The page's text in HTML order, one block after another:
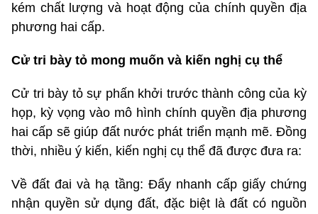
kém chất lượng và hoạt động của chính quyền địa
phương hai cấp.
Cử tri bày tỏ mong muốn và kiến nghị cụ thể
Cử tri bày tỏ sự phấn khởi trước thành công của kỳ
họp, kỳ vọng vào mô hình chính quyền địa phương
hai cấp sẽ giúp đất nước phát triển mạnh mẽ. Đồng
thời, nhiều ý kiến, kiến nghị cụ thể đã được đưa ra:
Về đất đai và hạ tầng: Đẩy nhanh cấp giấy chứng
nhận quyền sử dụng đất, đặc biệt là đất có nguồn